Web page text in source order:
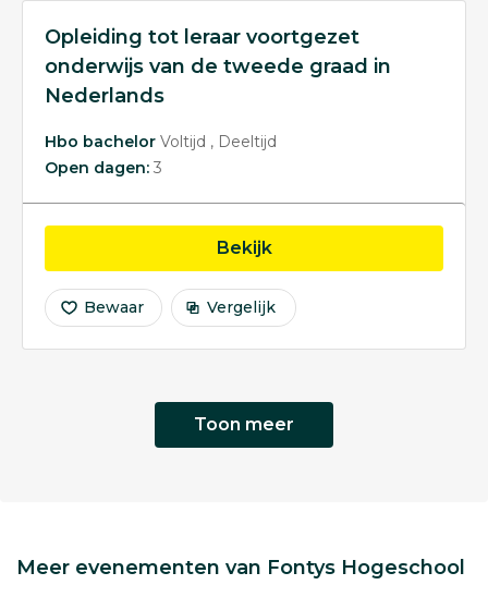
Opleiding tot leraar voortgezet
onderwijs van de tweede graad in
Nederlands
Hbo bachelor Voltijd
Deeltijd
Open dagen: 3
Bekijkopleiding Opleiding tot
Bewaar Vergelijk
Toon meer
Meer evenementen van Fontys Hogeschool